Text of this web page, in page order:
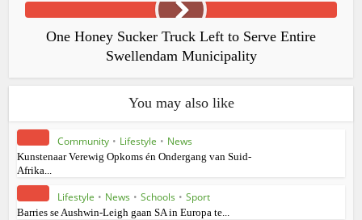
One Honey Sucker Truck Left to Serve Entire
Swellendam Municipality
You may also like
Community • Lifestyle • News
Kunstenaar Verewig Opkoms én Ondergang van Suid-
Afrika...
Lifestyle • News • Schools • Sport
Barries se Aushwin-Leigh gaan SA in Europa te...